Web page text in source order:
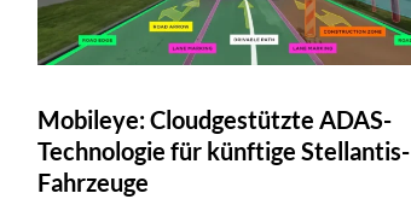
Mobileye: Cloudgestützte ADAS-
Technologie für künftige Stellantis-
Fahrzeuge